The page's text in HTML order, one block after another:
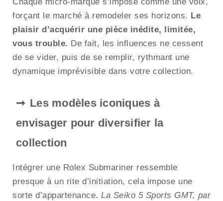
Chaque micro-marque s’impose comme une voix,
forçant le marché à remodeler ses horizons. Le
plaisir d’acquérir une pièce inédite, limitée,
vous trouble. De fait, les influences ne cessent
de se vider, puis de se remplir, rythmant une
dynamique imprévisible dans votre collection.
Les modèles iconiques à
envisager pour diversifier la
collection
Intégrer une Rolex Submariner ressemble
presque à un rite d’initiation, cela impose une
sorte d’appartenance. La Seiko 5 Sports GMT, par